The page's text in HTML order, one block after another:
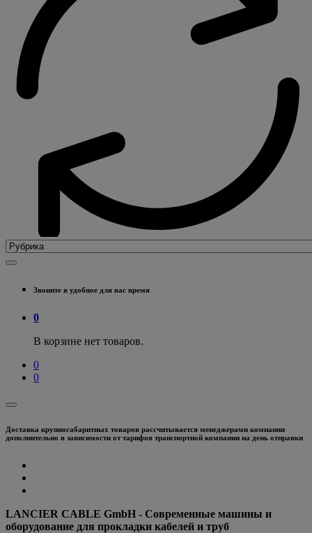
Звоните в удобное для вас время
0
В корзине нет товаров.
0
0
Доставка крупногабаритных товаров рассчитывается менеджерами компании
дополнительно в зависимости от тарифов транспортной компании на день отправки
LANCIER CABLE GmbH - Современные машины и
оборудование для прокладки кабелей и труб